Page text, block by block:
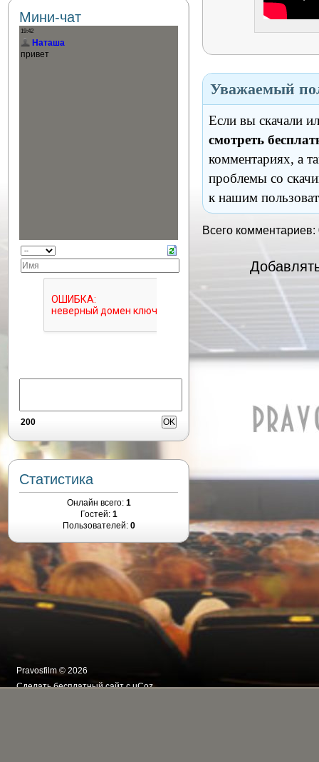
Уважаемый
Если вы скачали
смотреть
комментариях, а
проблемы со
к нашим
Всего комментариев:
Мини-чат
200
Статистика
Онлайн всего: 1
Гостей: 1
Пользователей: 0
Pravosfilm © 2026
Сделатьбесплатный сайтсuCoz